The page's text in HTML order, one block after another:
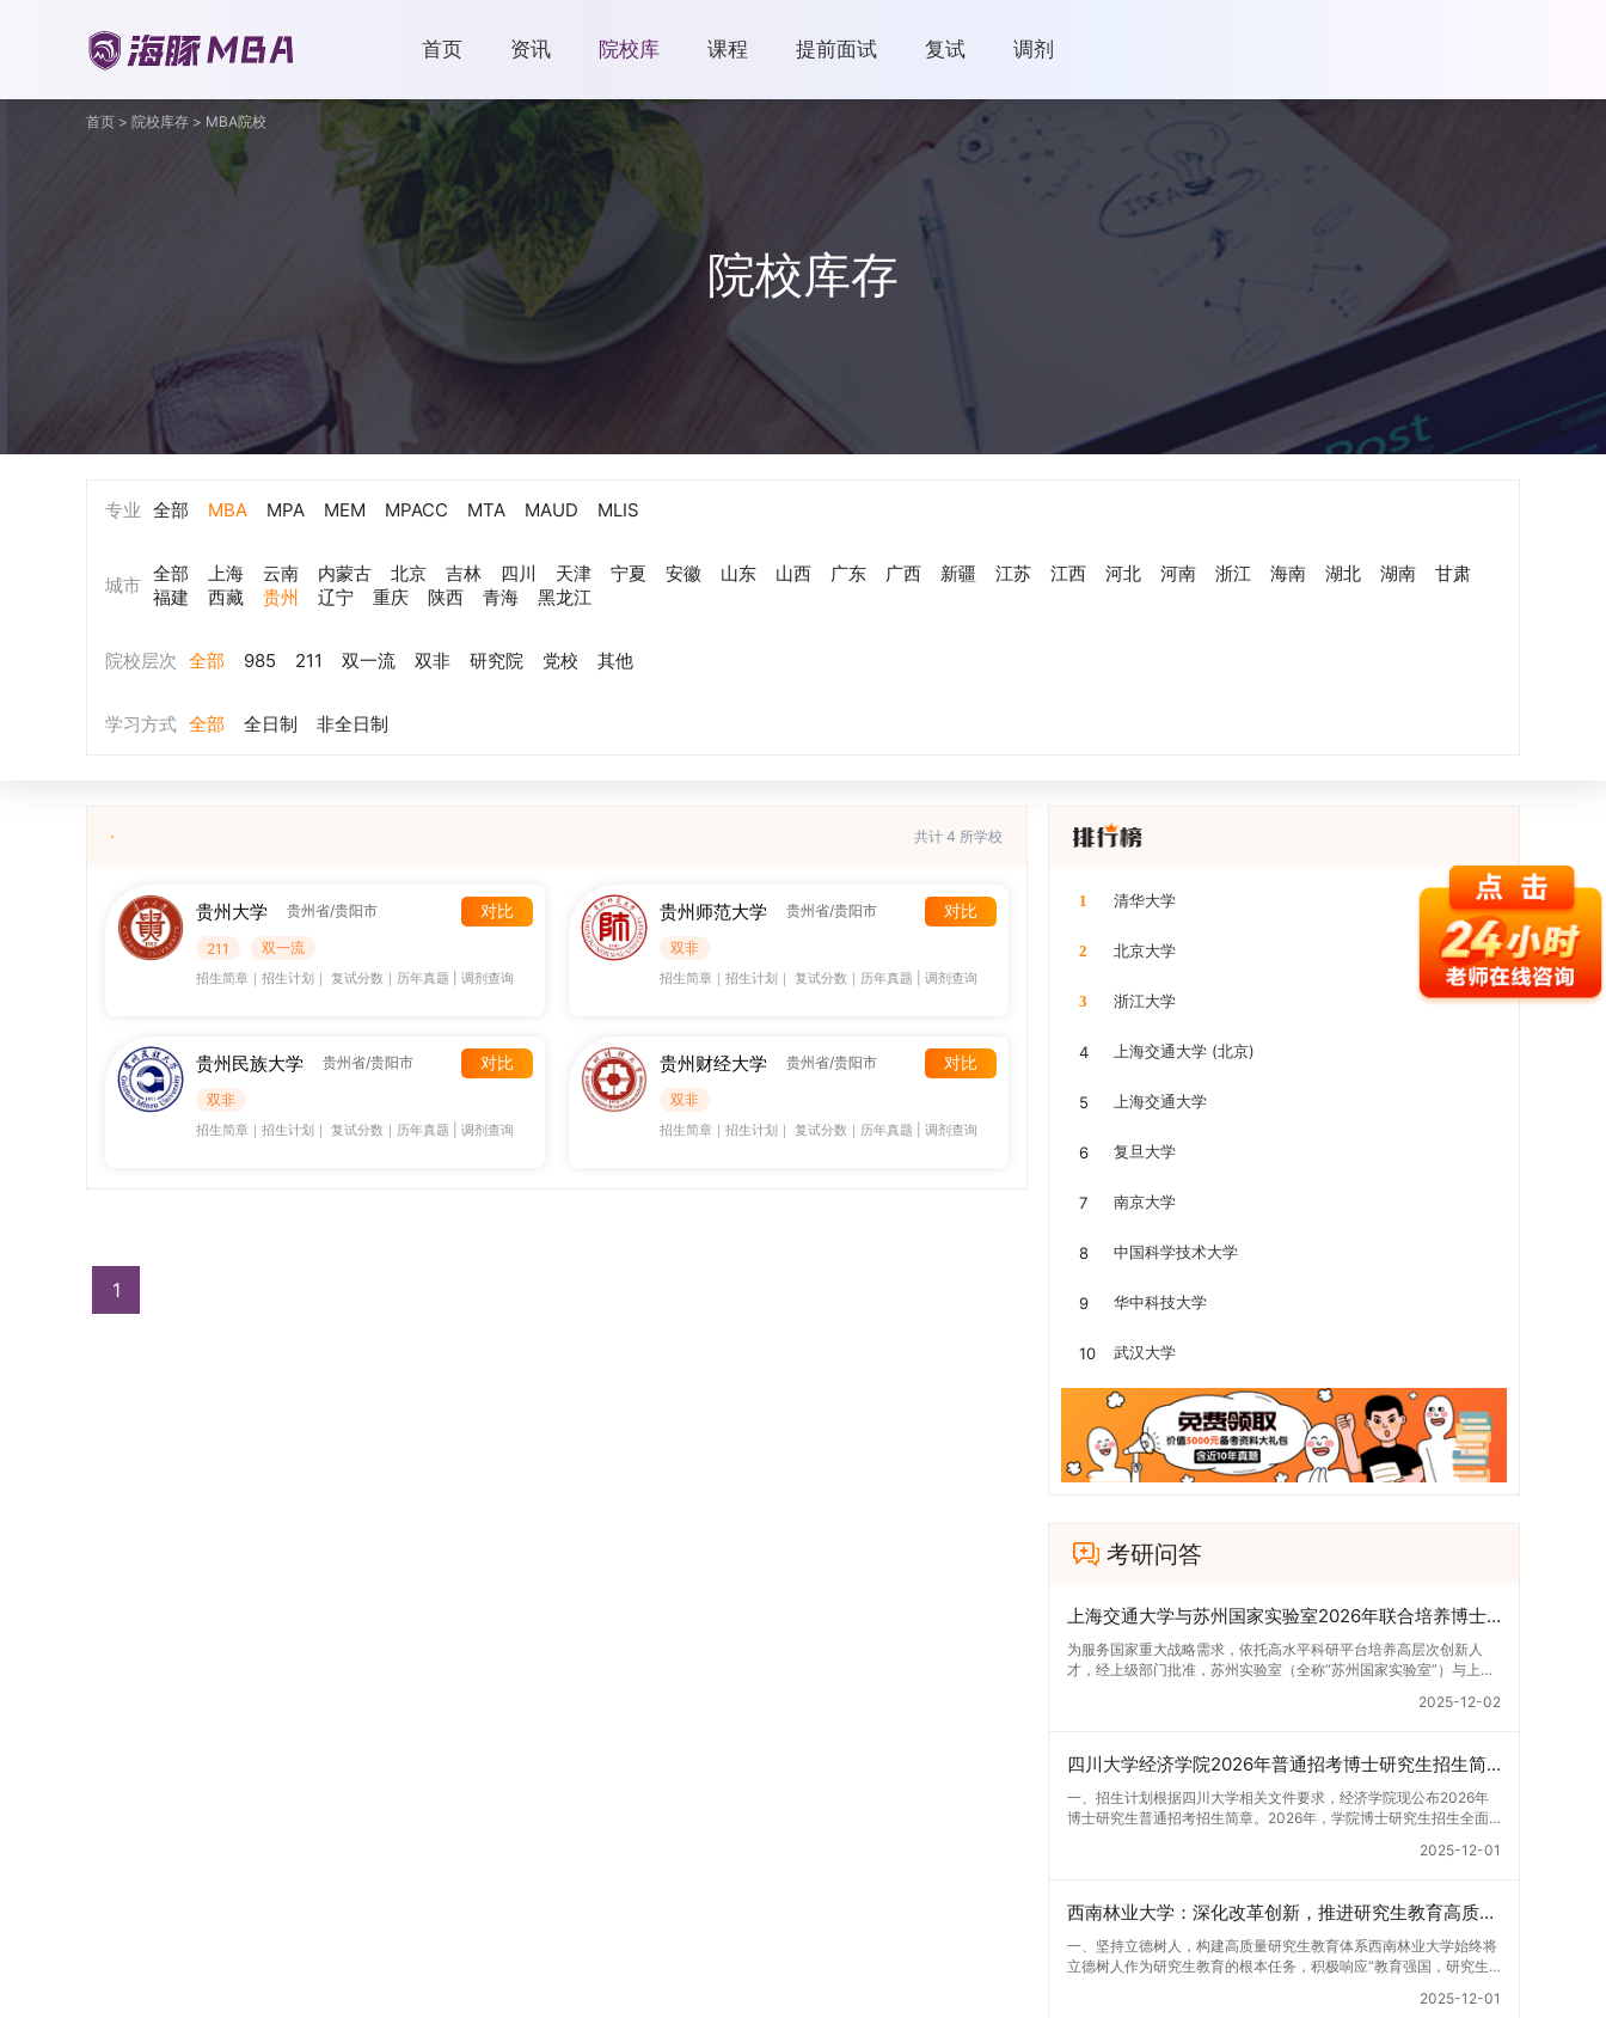
首页 资讯 院校库 课程 提前面试 复试 调剂
首页 > 院校库存 > MBA院校
院校库存
专业 全部 MBA MPA MEM MPACC MTA MAUD MLIS
城市
全部 上海 云南 内蒙古 北京 吉林 四川 天津 宁夏 安徽 山东 山西 广东 广西 新疆 江苏 江西 河北 河南 浙江 海南 湖北 湖南
甘肃
福建
西藏 贵州 辽宁 重庆 陕西 青海 黑龙江
院校层次 全部 985 211 双一流 双非 研究院 党校 其他
学习方式 全部 全日制 非全日制
共计 4 所学校
贵州大学 贵州省/贵阳市 对比
211 双一流
招生简章 ｜ 招生计划 ｜ 复试分数 ｜ 历年真题 调剂查询
贵州师范大学 贵州省/贵阳市 对比
双非
招生简章 ｜ 招生计划 ｜ 复试分数 ｜ 历年真题 调剂查询
贵州民族大学 贵州省/贵阳市 对比
双非
招生简章 ｜ 招生计划 ｜ 复试分数 ｜ 历年真题 调剂查询
贵州财经大学 贵州省/贵阳市 对比
双非
招生简章 ｜ 招生计划 ｜ 复试分数 ｜ 历年真题 调剂查询
1
1 清华大学
2 北京大学
3 浙江大学
4 上海交通大学 (北京)
5 上海交通大学
6 复旦大学
7 南京大学
8 中国科学技术大学
9 华中科技大学
10 武汉大学
考研问答
上海交通大学与苏州国家实验室2026年联合培养博士生专项计划招生简章
为服务国家重大战略需求，依托高水平科研平台培养高层次创新人
才，经上级部门批准，苏州实验室（全称“苏州国家实验室”）与上海
目旨在选拔优秀学子，在材料及相关前沿交叉学科领域进行深度培
国家战略发展方向，培育具备科学家素养、创新精神与科研能力，系
统掌握学科前沿知识，能胜任高水平科学研究与技术开发工作的未来
领军人才。二、招生安排（一）招生学科范围涵盖材料科学与工程
（0805）、化学（0703）、电子科学与技术（0809）、材料与化
（二）招生名额2026年度具体招生规模以国家最终下达计划为准，
读与申请-考核制，将根据考生综合素质择优录取。（四）培养类别
（一）学籍管理联合培养学生学籍隶属于上海交通大学，基本修业年
限按该校研究生学籍管理办法执行。（二）培养阶段划分培养过程分
为两个主要阶段：第一阶段于上海交通大学完成课程学习；第二阶段
2025-12-02
四川大学经济学院2026年普通招考博士研究生招生简章
一、招生计划根据四川大学相关文件要求，经济学院现公布2026年
博士研究生普通招考招生简章。2026年，学院博士研究生招生全面
招生计划详见学院官网发布的《四川大学经济学院2026年博士生招
报名情况进行适当调整。除国家专项计划外，我院招收定向就业考生
的比例原则上不超过总计划的5%。全日制定向就业考生在基本修业
年限内须全脱产在校学习。二、报考流程（一）报名资格1.申请人应
拥护中国共产党的领导，品德良好，遵纪守法，身心健康，并满足
具备较强的科研能力，并展现出良好的科研发展潜力。3.提交两份由
2025-12-01
西南林业大学：深化改革创新，推进研究生教育高质量发展
一、坚持立德树人，构建高质量研究生教育体系西南林业大学始终将
立德树人作为研究生教育的根本任务，积极响应“教育强国，研究生
引领研究生思想政治教育，修订并印发了《研究生导师立德树人职责
2025-12-01